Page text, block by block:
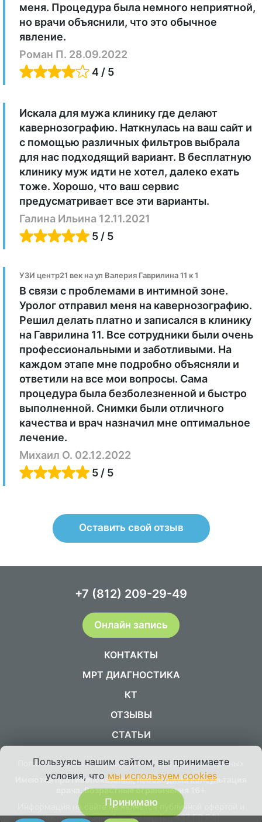
меня. Процедура была немного неприятной,
но врачи объяснили, что это обычное
явление.
Роман П. 28.09.2022
4 / 5
Искала для мужа клинику где делают
кавернозографию. Наткнулась на ваш сайт и
с помощью различных фильтров выбрала
для нас подходящий вариант. В бесплатную
клинику муж идти не хотел, далеко ехать
тоже. Хорошо, что ваш сервис
предусматривает все эти варианты.
Галина Ильина 12.11.2021
5 / 5
УЗИ центр21 век на ул Валерия Гаврилина 11 к 1
В связи с проблемами в интимной зоне.
Уролог отправил меня на кавернозографию.
Решил делать платно и записался в клинику
на Гаврилина 11. Все сотрудники были очень
профессиональными и заботливыми. На
каждом этапе мне подробно объясняли и
ответили на все мои вопросы. Сама
процедура была безболезненной и быстро
выполненной. Снимки были отличного
качества и врач назначил мне оптимальное
лечение.
Михаил О. 02.12.2022
5 / 5
Оставить свой отзыв
Политика в отношении обработки персональных данных
Имеются противопоказания, необходима консультация
врача. Возрастные ограничения 16+
Информация на сайте не является публичной офертой и
носит справочный характер (ст. 437 ГЛ РФ)
КОНТАКТЫ
МРТ ДИАГНОСТИКА
КТ
ОТЗЫВЫ
СТАТЬИ
+7 (812) 209-29-49
Онлайн запись
Пользуясь нашим сайтом, вы принимаете
условия, что мы используем cookies
Принимаю